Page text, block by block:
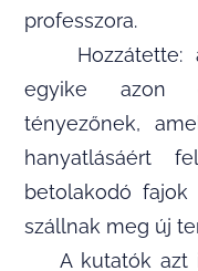
professzora.
Hozzátette:
egyike azon
tényezőnek,
hanyatlásáért
betolakodó
szállnak meg új
A kutatók azt